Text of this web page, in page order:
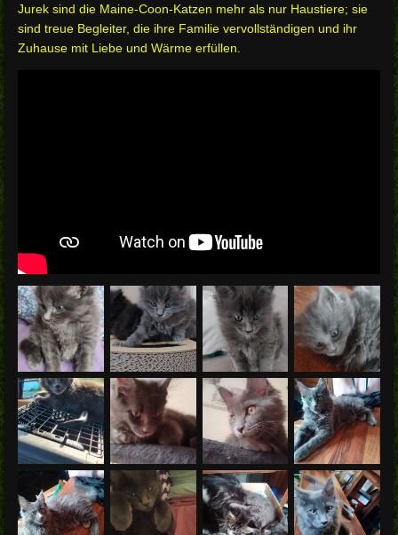
Jurek sind die Maine-Coon-Katzen mehr als nur Haustiere; sie
sind treue Begleiter, die ihre Familie vervollständigen und ihr
Zuhause mit Liebe und Wärme erfüllen.